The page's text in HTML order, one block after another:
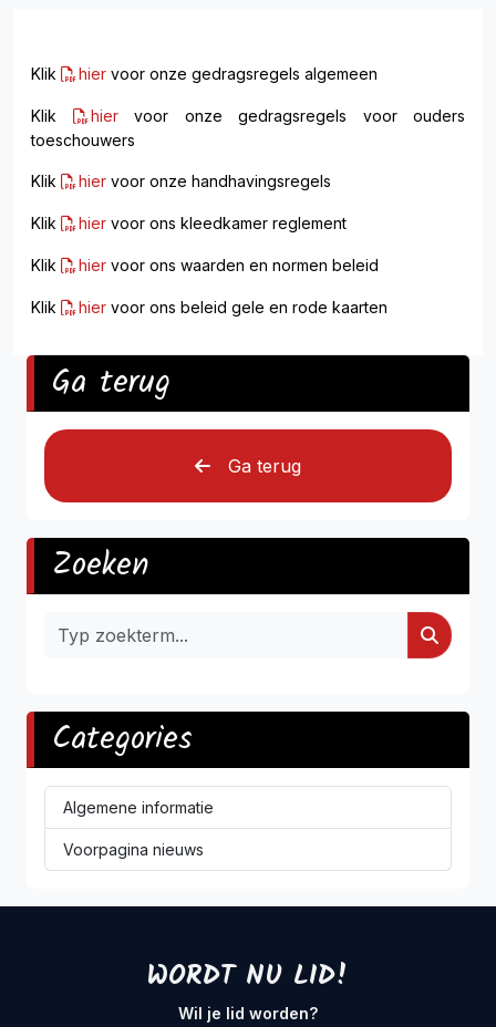
Klik hier voor onze gedragsregels algemeen
Klik hiervoor onze gedragsregels voor ouders
toeschouwers
Klik hier voor onze handhavingsregels
Klik hier voor ons kleedkamer reglement
Klik hier voor ons waarden en normen beleid
Klik hier voor ons beleid gele en rode kaarten
Ga terug
Ga terug
Zoeken
Categories
Algemene informatie
Voorpagina nieuws
WORDT NU LID!
Wil je lid worden?